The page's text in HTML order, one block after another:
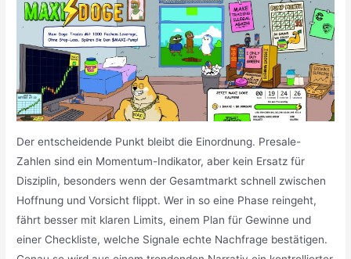
Der entscheidende Punkt bleibt die Einordnung. Presale-
Zahlen sind ein Momentum-Indikator, aber kein Ersatz für
Disziplin, besonders wenn der Gesamtmarkt schnell zwischen
Hoffnung und Vorsicht flippt. Wer in so eine Phase reingeht,
fährt besser mit klaren Limits, einem Plan für Gewinne und
einer Checkliste, welche Signale echte Nachfrage bestätigen.